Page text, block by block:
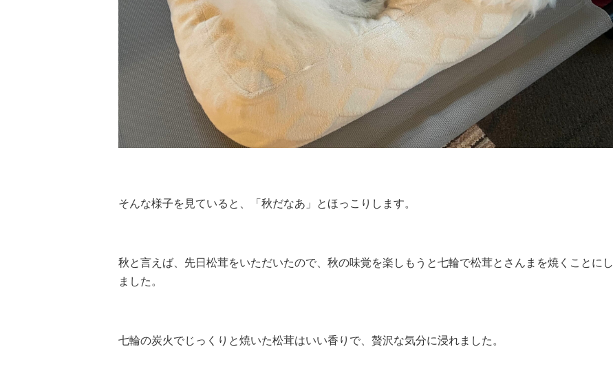
そんな様子を見ていると、「秋だなあ」とほっこりします。
秋と言えば、先日松茸をいただいたので、秋の味覚を楽しもうと七輪で松茸とさんまを焼くことにし
ました。
七輪の炭火でじっくりと焼いた松茸はいい香りで、贅沢な気分に浸れました。